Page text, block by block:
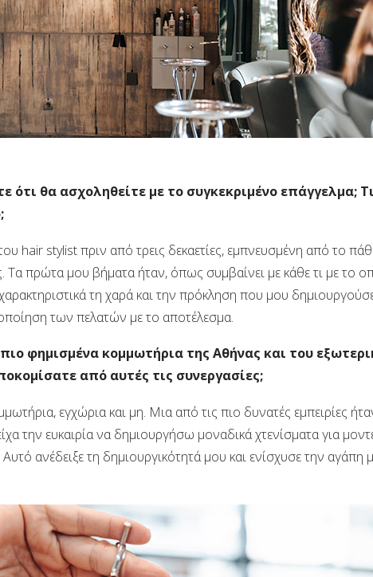
θα ασχοληθείτε με το συγκεκριμένο επάγγελμα;
hair stylist πριν από τρεις δεκαετίες, εμπνευσμένη από το
Τα πρώτα μου βήματα ήταν, όπως συμβαίνει με κάθε τι με το
τη χαρά και την πρόκληση που μου
των πελατών με το αποτέλεσμα.
φημισμένα κομμωτήρια της Αθήνας και του
από αυτές τις συνεργασίες;
εγχώρια και μη. Μια από τις πιο δυνατές εμπειρίες
την ευκαιρία να δημιουργήσω μοναδικά χτενίσματα για
ανέδειξε τη δημιουργικότητά μου και ενίσχυσε την αγάπη